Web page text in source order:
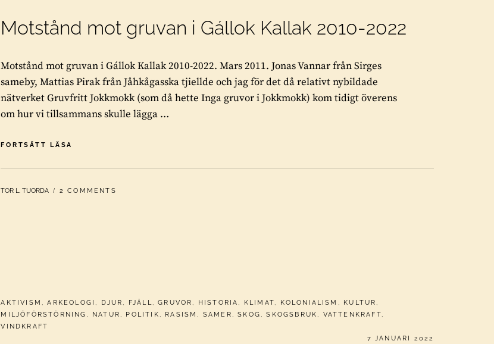
Motstånd mot gruvan i Gállok Kallak 2010-2022
Motstånd mot gruvan i Gállok Kallak 2010-2022. Mars 2011. Jonas Vannar från Sirges
sameby, Mattias Pirak från Jåhkågasska tjiellde och jag för det då relativt nybildade
nätverket Gruvfritt Jokkmokk (som då hette Inga gruvor i Jokkmokk) kom tidigt överens
om hur vi tillsammans skulle lägga …
FORTSÄTT LÄSA
GRUVAN
GÁLLOK
BY
TOR L. TUORDA 2 COMMENTS
CATEGORIES:
AKTIVISM ,ARKEOLOGI , DJUR , FJÄLL,GRUVOR , HISTORIA , KLIMAT, KOLONIALISM , KULTUR ,
MILJÖFÖRSTÖRNING , NATUR , POLITIK , RASISM , SAMER ,SKOG ,SKOGSBRUK , VATTENKRAFT,
VINDKRAFT
PUBLICERAT
7 JANUARI 2022